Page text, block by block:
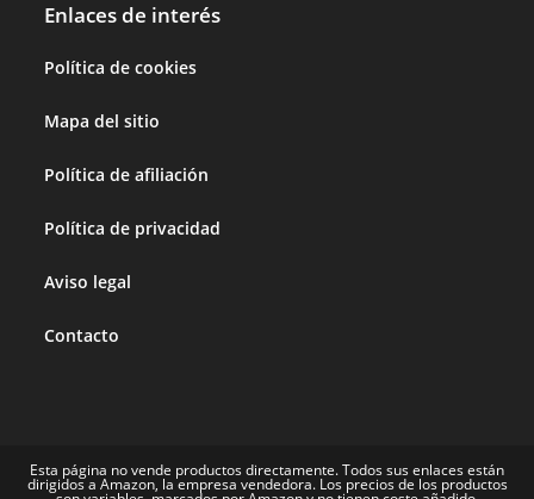
Enlaces de interés
Política de cookies
Mapa del sitio
Política de afiliación
Política de privacidad
Aviso legal
Contacto
Esta página no vende productos directamente. Todos sus enlaces están
dirigidos a Amazon, la empresa vendedora. Los precios de los productos